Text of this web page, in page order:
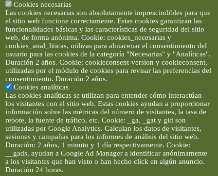
Cookies necesarias
Las cookies necesarias son absolutamente imprescindibles para que
el sitio web funcione correctamente. Estas cookies garantizan las
funcionalidades básicas y las características de seguridad del sitio
web, de forma anónima. Cookie: cookies_necesarias y
cookies_anal_liticas, utilizas para almacenar el consentimiento del
usuario para las cookies de la categoría "Necesarias" y "Analíticas".
Duración 2 años. Cookie: cookieconsent-version y cookieconsent,
utilizadas por el módulo de cookies para revisar las preferencias del
consentimiento. Duración 2 años.
Cookies analíticas
Las cookies analíticas se utilizan para entender cómo interactúan
los visitantes con el sitio web. Estas cookies ayudan a proporcionar
información sobre las métricas del número de visitantes, la tasa de
rebote, la fuente de tráfico, etc. Cookie: _ga, _gat y gid son
utilizadas por Google Analytics. Calculan los datos de visitantes,
sesiones y campañas para los informes de análisis del sitio web.
Duración: 2 años, 1 minuto y 1 día respectivamente. Cookie:
__gads, ayudan a Google Ad Manager a identificar anónimamente
a los visitantes que han visto o han hecho click en algún anuncio.
Duración 24 horas.